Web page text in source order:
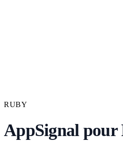
RUBY
AppSignal pour